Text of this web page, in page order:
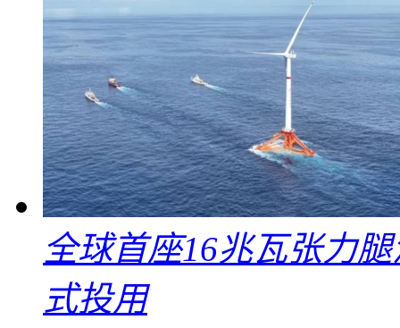
全球首座16兆瓦张力
式投用